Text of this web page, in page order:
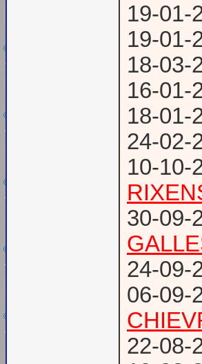
19-01-
19-01-
18-03-
16-01-
18-01-
24-02-
10-10-
30-09-
24-09-
06-09-
22-08-